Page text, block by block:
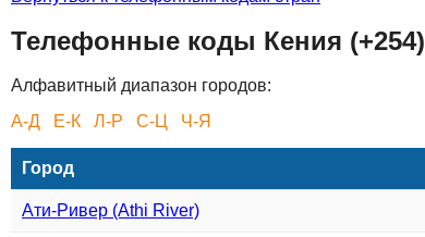
Телефонные коды Кения (+254)
Алфавитный диапазон городов:
А-Д
Е-К Л-Р С-Ц Ч-Я
Город
Ати-Ривер (Athi River)